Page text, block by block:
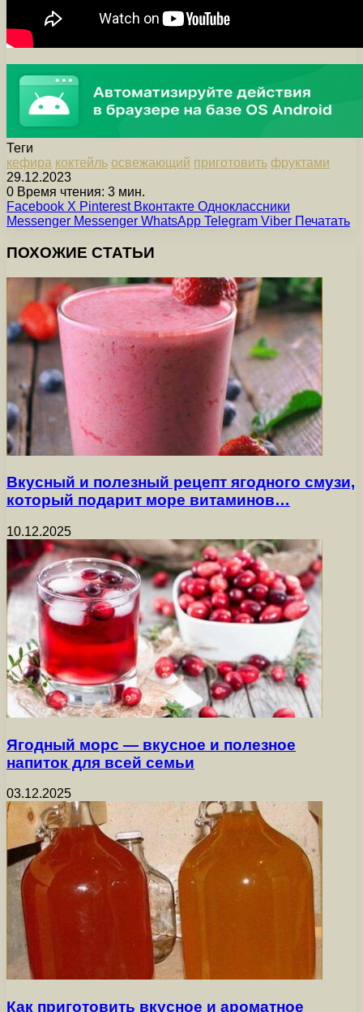
Теги
кефира коктейль освежающий приготовить фруктами
29.12.2023
0 Время чтения: 3 мин.
Facebook X Pinterest Вконтакте Одноклассники
Messenger Messenger WhatsApp Telegram Viber Печатать
ПОХОЖИЕ СТАТЬИ
Вкусный и полезный рецепт ягодного смузи,
который подарит море витаминов…
10.12.2025
Ягодный морс — вкусное и полезное
напиток для всей семьи
03.12.2025
Как приготовить вкусное и ароматное